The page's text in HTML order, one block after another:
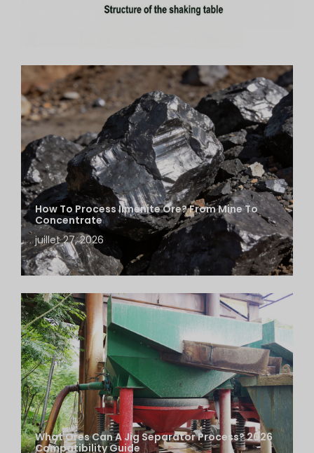
How To Process Ilmenite Ore? From Mine To
Concentrate
juillet 27, 2026
What Ores Can A Jig Separator Process? 2026
Compatibility Guide